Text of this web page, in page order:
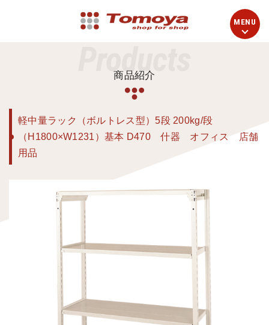
Products
商品紹介
軽中量ラック（ボルトレス型）5段 200kg/段
（H1800×W1231）基本 D470 什器 オフィス 店舗
用品